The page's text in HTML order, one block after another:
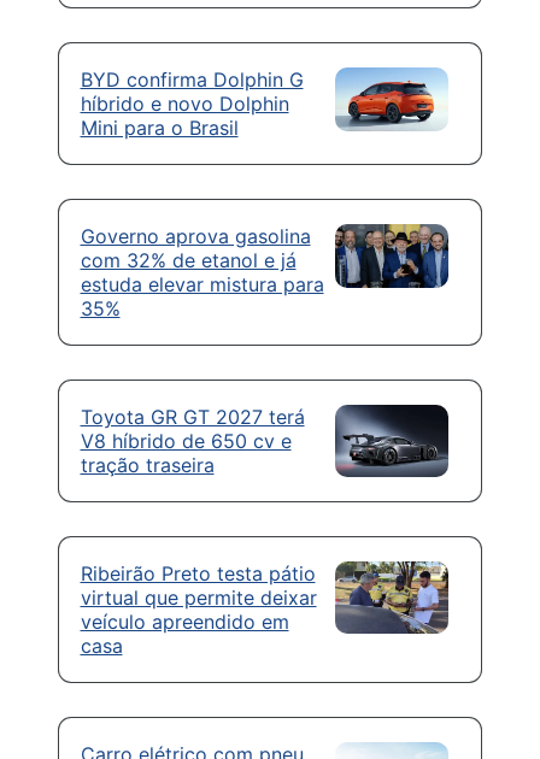
BYD confirma Dolphin G
híbrido e novo Dolphin
Mini para o Brasil
Governo aprova gasolina
com 32% de etanol e já
estuda elevar mistura para
35%
Toyota GR GT 2027 terá
V8 híbrido de 650 cv e
tração traseira
Ribeirão Preto testa pátio
virtual que permite deixar
veículo apreendido em
casa
Carro elétrico com pneu